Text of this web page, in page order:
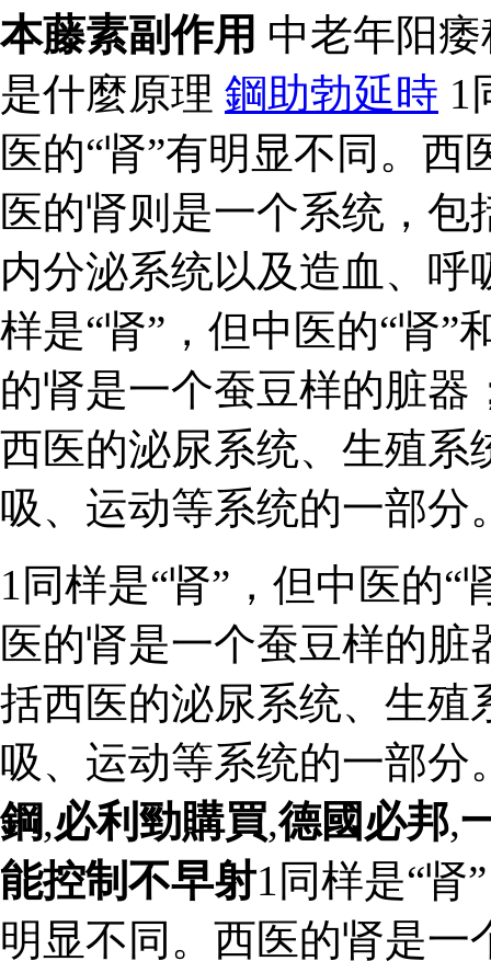
本藤素副作用 中老年阳
是什麼原理 鋼助勃延時 1
医的“肾”有明显不同。
医的肾则是一个系统，
内分泌系统以及造血、呼
样是“肾”，但中医的“肾”
的肾是一个蚕豆样的脏
西医的泌尿系统、生殖系
吸、运动等系统的一部分
1同样是“肾”，但中医的“
医的肾是一个蚕豆样的
括西医的泌尿系统、生殖
吸、运动等系统的一部分
鋼,必利勁購買,德國必邦,
能控制不早射1同样是“肾
明显不同。西医的肾是